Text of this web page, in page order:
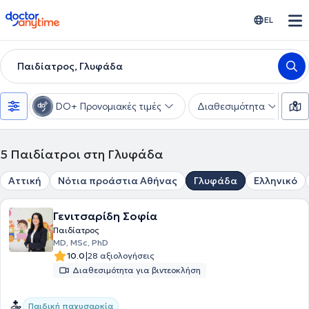
doctoranytime EL
Παιδίατρος, Γλυφάδα
DO+ Προνομιακές τιμές Διαθεσιμότητα
5 Παιδίατροι στη Γλυφάδα
Αττική Νότια προάστια Αθήνας Γλυφάδα Ελληνικό
Γενιτσαρίδη Σοφία
Παιδίατρος
MD, MSc, PhD
10.0|28 αξιολογήσεις
Διαθεσιμότητα για βιντεοκλήση
Παιδική παχυσαρκία